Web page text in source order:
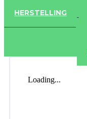
HERSTELLING
Loading...